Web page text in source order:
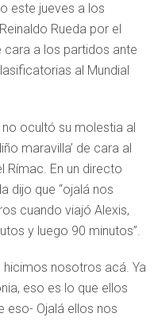
este jueves a los
Rueda por el
a los partidos ante
al Mundial
ocultó su molestia al
maravilla’ de cara al
Rímac. En un directo
dijo que “ojalá nos
cuando viajó Alexis,
y luego 90 minutos”.
hicimos nosotros acá. Ya
eso es lo que ellos
eso- Ojalá ellos nos